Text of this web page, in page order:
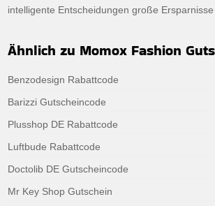
intelligente Entscheidungen große
Ähnlich zu Momox Fashion
Benzodesign Rabattcode
Barizzi Gutscheincode
Plusshop DE Rabattcode
Luftbude Rabattcode
Doctolib DE Gutscheincode
Mr Key Shop Gutschein